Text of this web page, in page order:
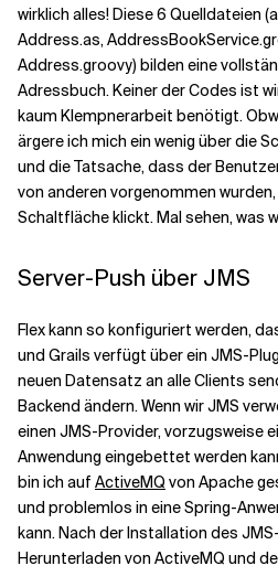
wirklich alles! Diese 6 Quelldateien
Address.as,
Address.groovy) bilden eine
Adressbuch. Keiner der Codes ist
kaum Klempnerarbeit benötigt.
ärgere ich mich ein wenig über die
und die Tatsache, dass der
von anderen vorgenommen
Schaltfläche klickt. Mal sehen, was
Server-Push über JMS
Flex kann so konfiguriert werden,
und Grails verfügt über ein JMS-
neuen Datensatz an alle Clients
Backend ändern. Wenn wir JMS
einen JMS-Provider, vorzugsweise
Anwendung eingebettet werden
bin ich auf ActiveMQ von Apache
und problemlos in eine Spring-
kann. Nach der Installation des
Herunterladen von ActiveMQ und